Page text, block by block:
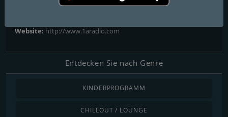
Website: http://www.1aradio.com
Entdecken Sie nach Genre
KINDERPROGRAMM
CHILLOUT / LOUNGE